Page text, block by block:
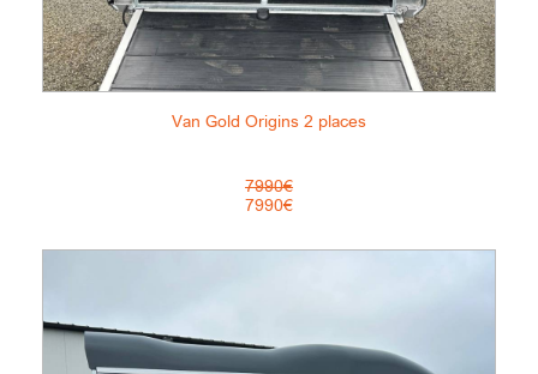
Van Gold Origins 2 places
7990€
7990€